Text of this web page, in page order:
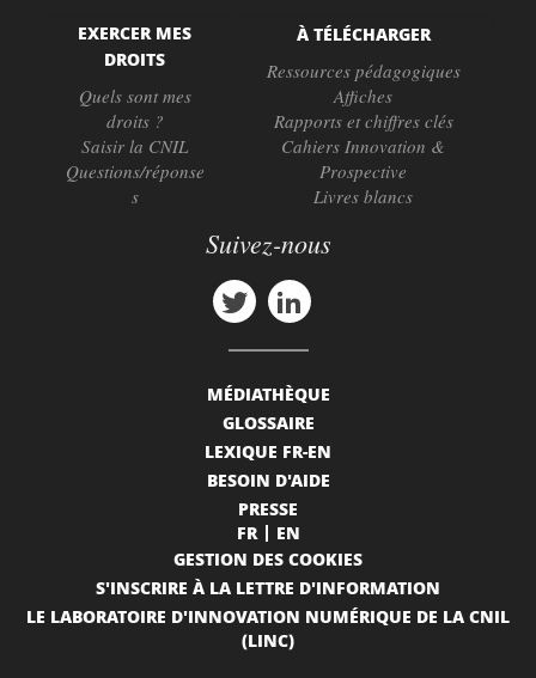
EXERCER MES
DROITS
Quels sont mes
droits ?
Saisir la CNIL
Questions/réponse
s
À TÉLÉCHARGER
Ressources pédagogiques
Affiches
Rapports et chiffres clés
Cahiers Innovation &
Prospective
Livres blancs
Suivez-nous
MÉDIATHÈQUE
GLOSSAIRE
LEXIQUE FR-EN
BESOIN D'AIDE
PRESSE
FR
EN
GESTION DES COOKIES
S'INSCRIRE À LA LETTRE D'INFORMATION
LE LABORATOIRE D'INNOVATION NUMÉRIQUE DE LA CNIL
(LINC)